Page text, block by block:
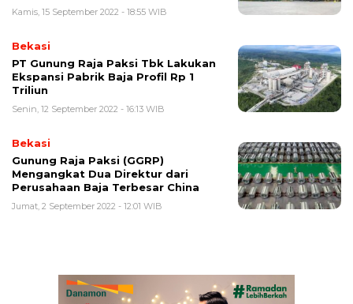
Kamis, 15 September 2022 - 18:55 WIB
Bekasi
PT Gunung Raja Paksi Tbk Lakukan
Ekspansi Pabrik Baja Profil Rp 1
Triliun
Senin, 12 September 2022 - 16:13 WIB
Bekasi
Gunung Raja Paksi (GGRP)
Mengangkat Dua Direktur dari
Perusahaan Baja Terbesar China
Jumat, 2 September 2022 - 12:01 WIB